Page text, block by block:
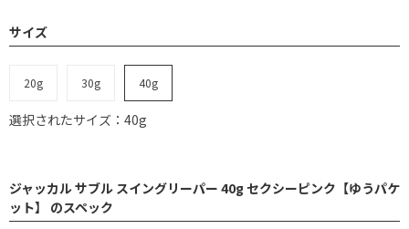
サイズ
20g 30g 40g
選択されたサイズ：40g
ジャッカル サブル スイングリーパー 40g セクシーピンク【ゆうパケ
ット】 のスペック